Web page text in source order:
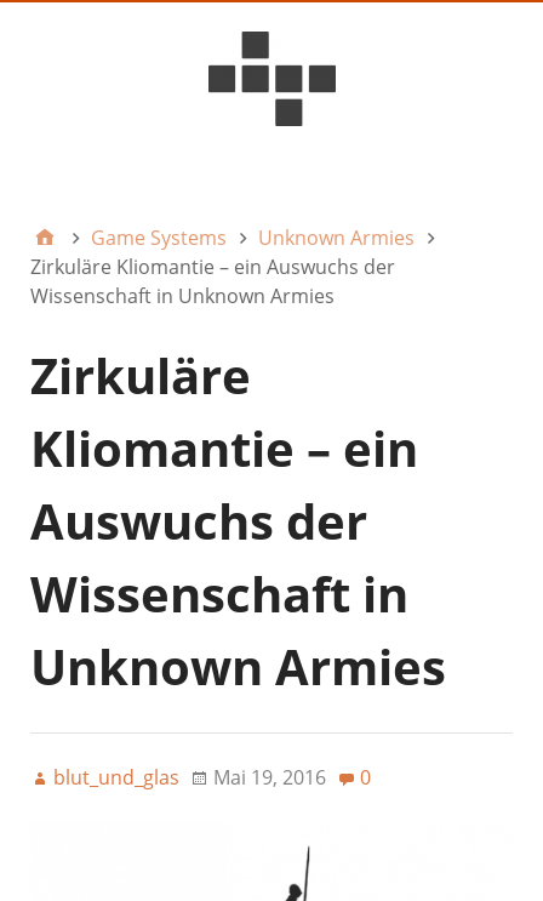
Game Systems
Unknown Armies
Zirkuläre Kliomantie – ein Auswuchs der
Wissenschaft in Unknown Armies
Zirkuläre
Kliomantie – ein
Auswuchs der
Wissenschaft in
Unknown Armies
blut_und_glas Mai 19, 2016 0